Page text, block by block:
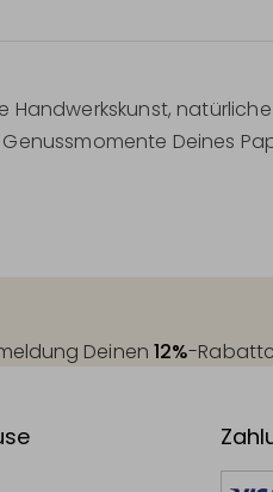
Handwerkskunst,
Deines
Deinen 12%-